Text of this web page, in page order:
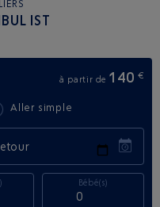
IST
à partir de 140€
Aller simple
Bébé(s)